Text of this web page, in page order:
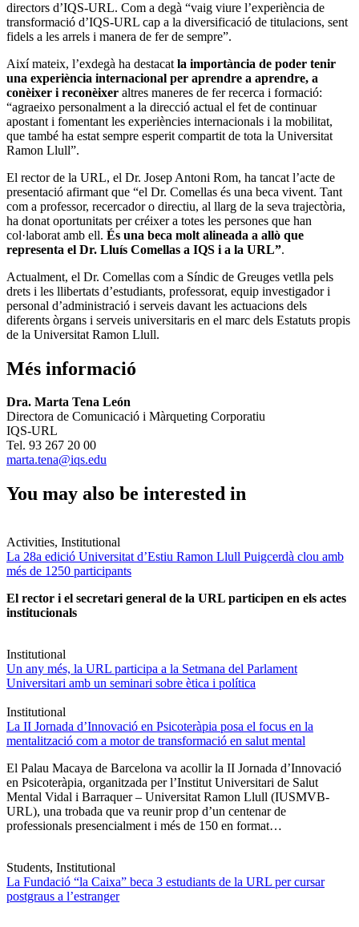
directors d’IQS-URL. Com a degà “vaig viure l’experiència de
transformació d’IQS-URL cap a la diversificació de titulacions, sent
fidels a les arrels i manera de fer de sempre”.
Així mateix, l’exdegà ha destacat la importància de poder tenir
una experiència internacional per aprendre a aprendre, a
conèixer i reconèixer altres maneres de fer recerca i formació:
“agraeixo personalment a la direcció actual el fet de continuar
apostant i fomentant les experiències internacionals i la mobilitat,
que també ha estat sempre esperit compartit de tota la Universitat
Ramon Llull”.
El rector de la URL, el Dr. Josep Antoni Rom, ha tancat l’acte de
presentació afirmant que “el Dr. Comellas és una beca vivent. Tant
com a professor, recercador o directiu, al llarg de la seva trajectòria,
ha donat oportunitats per créixer a totes les persones que han
col·laborat amb ell. És una beca molt alineada a allò que
representa el Dr. Lluís Comellas a IQS i a la URL”.
Actualment, el Dr. Comellas com a Síndic de Greuges vetlla pels
drets i les llibertats d’estudiants, professorat, equip investigador i
personal d’administració i serveis davant les actuacions dels
diferents òrgans i serveis universitaris en el marc dels Estatuts propis
de la Universitat Ramon Llull.
Més informació
Dra. Marta Tena León
Directora de Comunicació i Màrqueting Corporatiu
IQS-URL
Tel. 93 267 20 00
marta.tena@iqs.edu
You may also be interested in
Activities, Institutional
La 28a edició Universitat d’Estiu Ramon Llull Puigcerdà clou amb
més de 1250 participants
El rector i el secretari general de la URL participen en els actes
institucionals
Institutional
Un any més, la URL participa a la Setmana del Parlament
Universitari amb un seminari sobre ètica i política
Institutional
La II Jornada d’Innovació en Psicoteràpia posa el focus en la
mentalització com a motor de transformació en salut mental
El Palau Macaya de Barcelona va acollir la II Jornada d’Innovació
en Psicoteràpia, organitzada per l’Institut Universitari de Salut
Mental Vidal i Barraquer – Universitat Ramon Llull (IUSMVB-
URL), una trobada que va reunir prop d’un centenar de
professionals presencialment i més de 150 en format…
Students, Institutional
La Fundació “la Caixa” beca 3 estudiants de la URL per cursar
postgraus a l’estranger